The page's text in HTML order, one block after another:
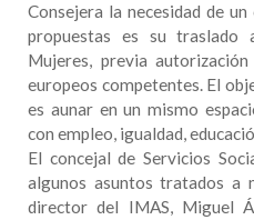
Consejera la necesidad de
propuestas es su traslado
Mujeres, previa
europeos competentes. El
es aunar en un mismo
con empleo, igualdad,
El concejal de Servicios
algunos asuntos tratados a
director del IMAS, Miguel